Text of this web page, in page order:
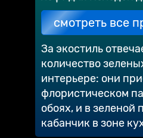
смотреть все
За экостиль
количество
интерьере: они
флористическом
обоях, и в зеленой
кабанчик в зоне